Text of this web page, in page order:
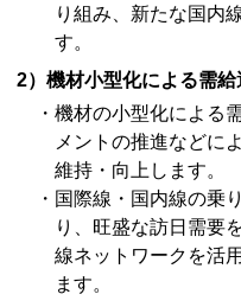
り組み、新たな国内
す。
2）機材小型化による需給
・機材の小型化による
メントの推進などに
維持・向上します。
・国際線・国内線の乗
り、旺盛な訪日需要
線ネットワークを活
ます。